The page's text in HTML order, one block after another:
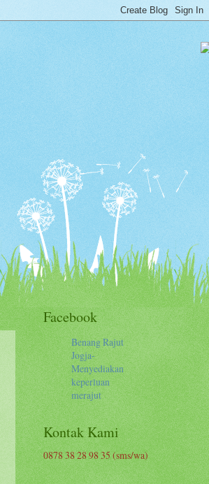
Facebook
Benang Rajut
Jogja-
Menyediakan
keperluan
merajut
Kontak Kami
0878 38 28 98 35 (sms/wa)